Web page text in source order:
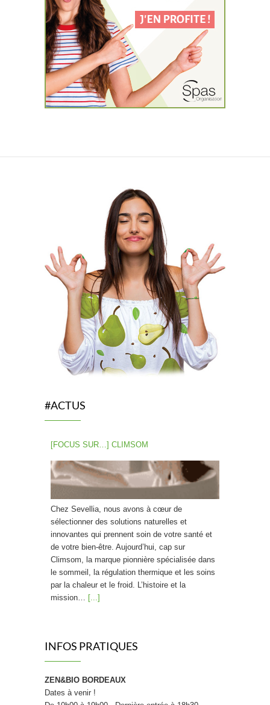
#ACTUS
[FOCUS SUR…] CLIMSOM
Chez Sevellia, nous avons à cœur de
sélectionner des solutions naturelles et
innovantes qui prennent soin de votre santé et
de votre bien-être. Aujourd’hui, cap sur
Climsom, la marque pionnière spécialisée dans
le sommeil, la régulation thermique et les soins
par la chaleur et le froid. L’histoire et la
mission… [...]
L’été est une période délicate pour les plantes
INFOS PRATIQUES
ZEN&BIO BORDEAUX
Dates à venir !